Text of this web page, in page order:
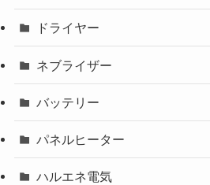
ドライヤー
ネブライザー
バッテリー
パネルヒーター
ハルエネ電気